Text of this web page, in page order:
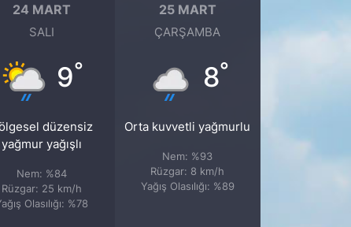
24 MART
SALI
9°
düzensiz
yağmur yağışlı
Nem: %84
Rüzgar: 25 km/h
Olasılığı: %78
25 MART
ÇARŞAMBA
8°
Orta kuvvetli yağmurlu
Nem: %93
Rüzgar: 8 km/h
Yağış Olasılığı: %89